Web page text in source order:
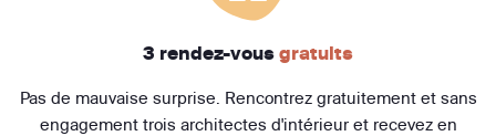
3 rendez-vous gratuits
Pas de mauvaise surprise. Rencontrez gratuitement et sans
engagement trois architectes d'intérieur et recevez en